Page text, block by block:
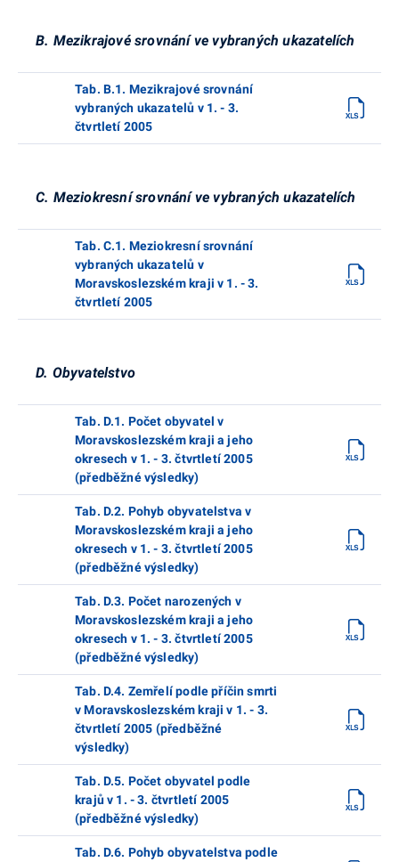
B. Mezikrajové srovnání ve vybraných ukazatelích
Tab. B.1. Mezikrajové srovnání
vybraných ukazatelů v 1. - 3.
čtvrtletí 2005
C. Meziokresní srovnání ve vybraných ukazatelích
Tab. C.1. Meziokresní srovnání
vybraných ukazatelů v
Moravskoslezském kraji v 1. - 3.
čtvrtletí 2005
D. Obyvatelstvo
Tab. D.1. Počet obyvatel v
Moravskoslezském kraji a jeho
okresech v 1. - 3. čtvrtletí 2005
(předběžné výsledky)
Tab. D.2. Pohyb obyvatelstva v
Moravskoslezském kraji a jeho
okresech v 1. - 3. čtvrtletí 2005
(předběžné výsledky)
Tab. D.3. Počet narozených v
Moravskoslezském kraji a jeho
okresech v 1. - 3. čtvrtletí 2005
(předběžné výsledky)
Tab. D.4. Zemřelí podle příčin smrti
v Moravskoslezském kraji v 1. - 3.
čtvrtletí 2005 (předběžné
výsledky)
Tab. D.5. Počet obyvatel podle
krajů v 1. - 3. čtvrtletí 2005
(předběžné výsledky)
Tab. D.6. Pohyb obyvatelstva podle